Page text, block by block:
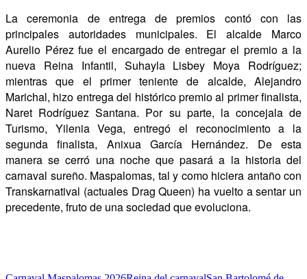
La ceremonia de entrega de premios contó con las
principales autoridades municipales. El alcalde Marco
Aurelio Pérez fue el encargado de entregar el premio a la
nueva Reina Infantil, Suhayla Lisbey Moya Rodríguez;
mientras que el primer teniente de alcalde, Alejandro
Marichal, hizo entrega del histórico premio al primer finalista,
Naret Rodríguez Santana. Por su parte, la concejala de
Turismo, Yilenia Vega, entregó el reconocimiento a la
segunda finalista, Anixua García Hernández. De esta
manera se cerró una noche que pasará a la historia del
carnaval sureño. Maspalomas, tal y como hiciera antaño con
Transkarnatival (actuales Drag Queen) ha vuelto a sentar un
precedente, fruto de una sociedad que evoluciona.